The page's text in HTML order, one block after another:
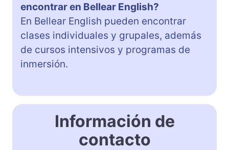
encontrar en Bellear English?
En Bellear English pueden encontrar
clases individuales y grupales, además
de cursos intensivos y programas de
inmersión.
Información de
contacto